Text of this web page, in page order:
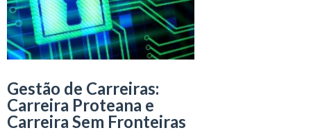
Gestão de Carreiras:
Carreira Proteana e
Carreira Sem Fronteiras